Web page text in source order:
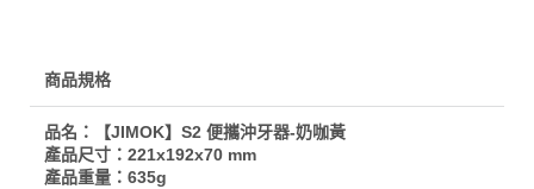
商品規格
品名：【JIMOK】S2 便攜沖牙器-奶咖黃
產品尺寸：221x192x70 mm
產品重量：635g